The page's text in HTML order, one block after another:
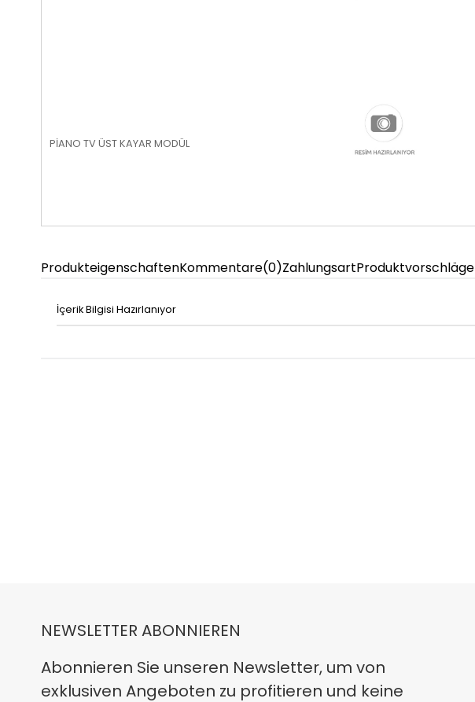
PİANO TV ÜST KAYAR MODÜL
ProdukteigenschaftenKommentare(0)ZahlungsartProduktvorschläge
İçerik Bilgisi Hazırlanıyor
NEWSLETTER ABONNIEREN
Abonnieren Sie unseren Newsletter, um von
exklusiven Angeboten zu profitieren und keine